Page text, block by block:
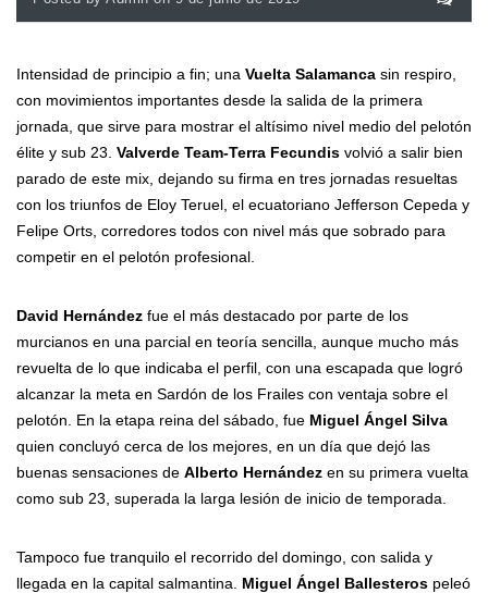
Intensidad de principio a fin; una Vuelta Salamanca sin respiro,
con movimientos importantes desde la salida de la primera
jornada, que sirve para mostrar el altísimo nivel medio del pelotón
élite y sub 23. Valverde Team-Terra Fecundis volvió a salir bien
parado de este mix, dejando su firma en tres jornadas resueltas
con los triunfos de Eloy Teruel, el ecuatoriano Jefferson Cepeda y
Felipe Orts, corredores todos con nivel más que sobrado para
competir en el pelotón profesional.
David Hernández fue el más destacado por parte de los
murcianos en una parcial en teoría sencilla, aunque mucho más
revuelta de lo que indicaba el perfil, con una escapada que logró
alcanzar la meta en Sardón de los Frailes con ventaja sobre el
pelotón. En la etapa reina del sábado, fue Miguel Ángel Silva
quien concluyó cerca de los mejores, en un día que dejó las
buenas sensaciones de Alberto Hernández en su primera vuelta
como sub 23, superada la larga lesión de inicio de temporada.
Tampoco fue tranquilo el recorrido del domingo, con salida y
llegada en la capital salmantina. Miguel Ángel Ballesteros peleó